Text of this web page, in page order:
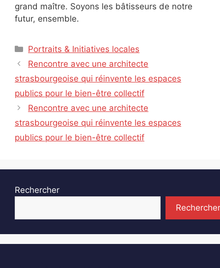
grand maître. Soyons les bâtisseurs de notre
futur, ensemble.
Catégories
Portraits & Initiatives locales
Rencontre avec une architecte
strasbourgeoise qui réinvente les espaces
publics pour le bien-être collectif
Rencontre avec une architecte
strasbourgeoise qui réinvente les espaces
publics pour le bien-être collectif
Rechercher
Rechercher